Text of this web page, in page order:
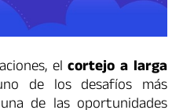
elcortejo a larga
de los desafíos más
de las oportunidades